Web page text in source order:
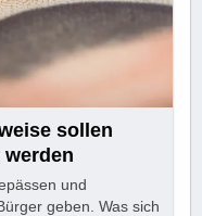
sollen
und
geben. Was sich